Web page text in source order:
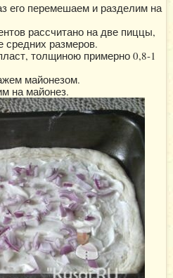
его перемешаем и разделим на
рассчитано на две пиццы,
средних размеров.
толщиною примерно 0,8-1
майонезом.
на майонез.